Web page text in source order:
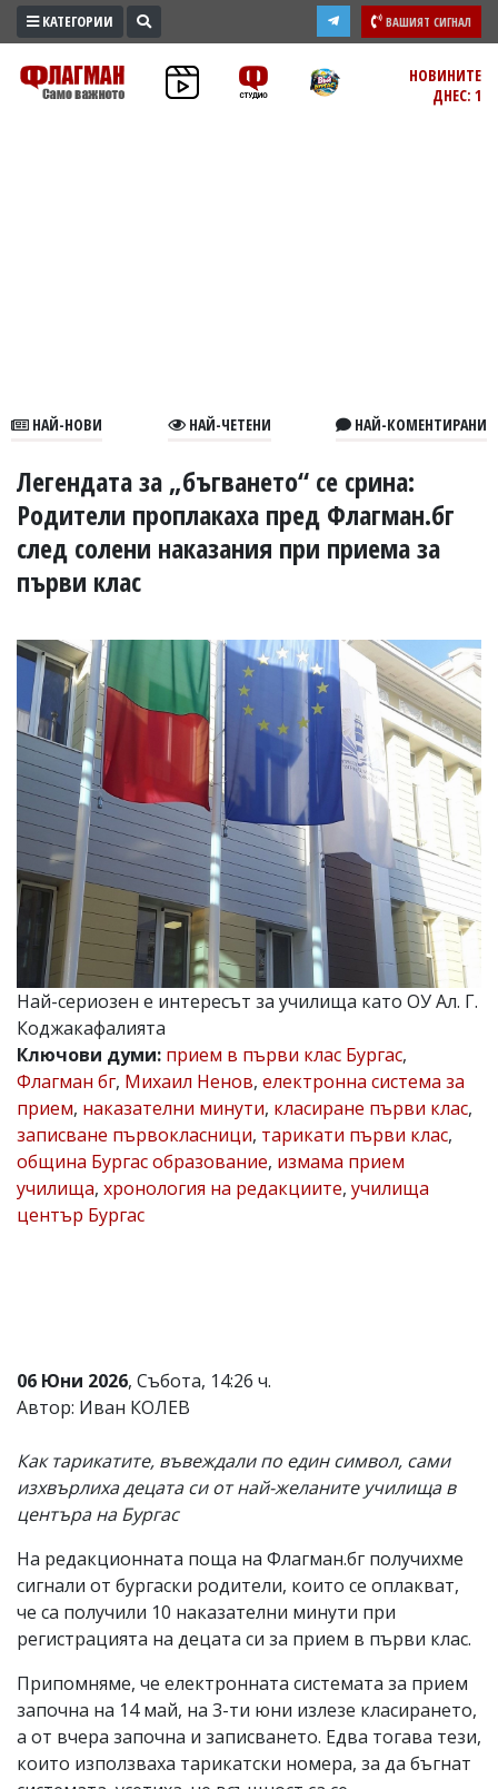
ПРОМО
ЗОНА
УКРАЙНА
СПОРТ
РАЗСЛЕДВАНЕ
БИЗНЕС
ЮГ
Управители:
Веселин
Василев,
email:
v.vasilev@flagman.bg
Катя
Касабова,
еmail:k.kassabova@flagman.bg
Главен
редактор:
Иван
Колев,
email:
office@flagman.bg
Коментарите
под
статиите
се
въвеждат
от
читателите
и
редакцията
не
носи
вас
коментар,
ни!
КАТЕГОРИИ ВАШИЯТ СИГНАЛ
НОВИНИТЕ
ДНЕС: 1
НАЙ-НОВИ НАЙ-ЧЕТЕНИ НАЙ-КОМЕНТИРАНИ
Легендата за „бъгването“ се срина:
Родители проплакаха пред Флагман.бг
след солени наказания при приема за
първи клас
Най-сериозен е интересът за училища като ОУ Ал. Г.
Коджакафалията
Ключови думи: прием в първи клас Бургас,
Флагман бг, Михаил Ненов, електронна система за
прием, наказателни минути, класиране първи клас,
записване първокласници, тарикати първи клас,
община Бургас образование, измама прием
училища, хронология на редакциите, училища
център Бургас
06 Юни 2026, Събота, 14:26 ч.
Автор: Иван КОЛЕВ
Как тарикатите, въвеждали по един символ, сами
изхвърлиха децата си от най-желаните училища в
центъра на Бургас
На редакционната поща на Флагман.бг получихме
сигнали от бургаски родители, които се оплакват,
че са получили 10 наказателни минути при
регистрацията на децата си за прием в първи клас.
Припомняме, че електронната системата за прием
започна на 14 май, на 3-ти юни излезе класирането,
а от вчера започна и записването. Едва тогава тези,
които използваха тарикатски номера, за да бъгнат